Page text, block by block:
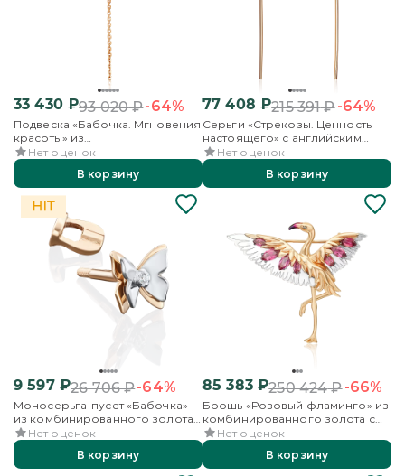
33 430₽93 020₽-64%
Подвеска «Бабочка. Мгновения
красоты» из
комбинированного золота с
бриллиантами
Нет оценок
В корзину
77 408 ₽215 391₽-64%
Серьги «Стрекозы. Ценность
настоящего» с английским
замком из комбинированного
золота с бриллиантами
Нет оценок
В корзину
9 597₽26 706₽-64%
Моносерьга-пусет «Бабочка»
из комбинированного золота
с фианитом
Нет оценок
В корзину
85 383₽250 424₽-66%
Брошь «Розовый фламинго» из
комбинированного золота с
гранатми и эмалью
Нет оценок
В корзину